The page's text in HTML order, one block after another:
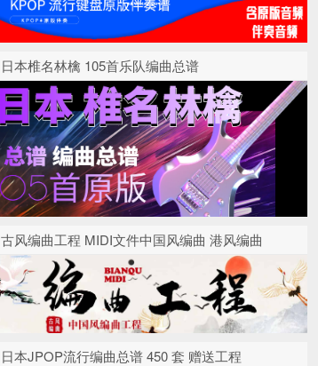
日本椎名林檎 105首乐队编曲总谱
古风编曲工程 MIDI文件中国风编曲 港风编曲
日本JPOP流行编曲总谱 450 套 赠送工程